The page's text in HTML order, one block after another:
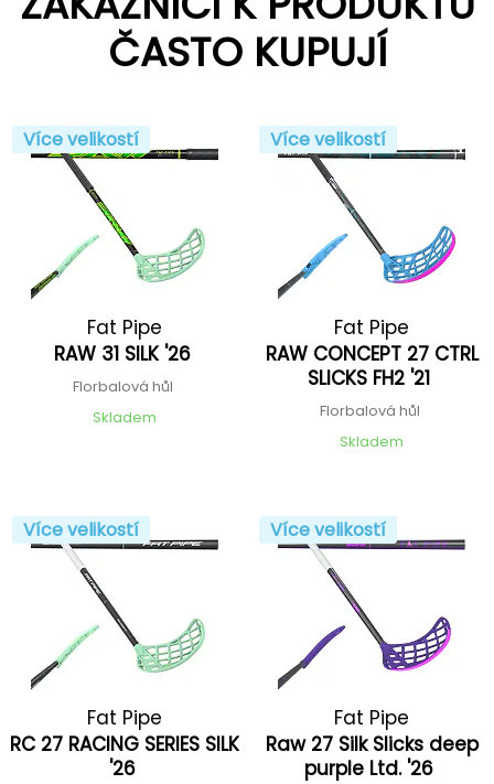
ČASTO KUPUJÍ
Více velikostí
Fat Pipe
RAW 31 SILK '26
Florbalová hůl
Skladem
Více velikostí
Fat Pipe
RAW CONCEPT 27 CTRL
SLICKS FH2 '21
Florbalová hůl
Skladem
Více velikostí
Fat Pipe
RC 27 RACING SERIES SILK
'26
Více velikostí
Fat Pipe
Raw 27 Silk Slicks deep
purple Ltd. '26